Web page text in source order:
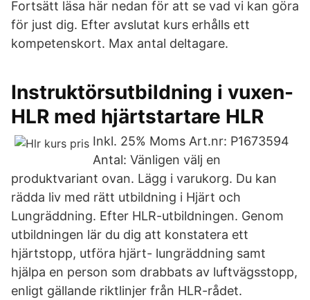
Fortsätt läsa här nedan för att se vad vi kan göra
för just dig. Efter avslutat kurs erhålls ett
kompetenskort. Max antal deltagare.
Instruktörsutbildning i vuxen-
HLR med hjärtstartare HLR
Inkl. 25% Moms Art.nr: P1673594
Antal: Vänligen välj en
produktvariant ovan. Lägg i varukorg. Du kan
rädda liv med rätt utbildning i Hjärt och
Lungräddning. Efter HLR-utbildningen. Genom
utbildningen lär du dig att konstatera ett
hjärtstopp, utföra hjärt- lungräddning samt
hjälpa en person som drabbats av luftvägsstopp,
enligt gällande riktlinjer från HLR-rådet.